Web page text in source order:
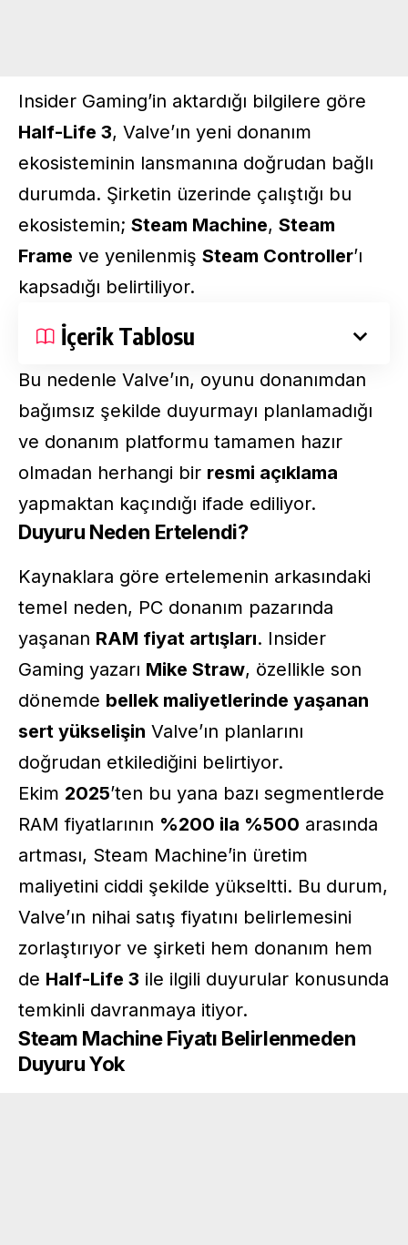
Insider Gaming’in aktardığı bilgilere göre
Half-Life 3, Valve’ın yeni donanım
ekosisteminin lansmanına doğrudan bağlı
durumda. Şirketin üzerinde çalıştığı bu
ekosistemin; Steam Machine, Steam
Frame ve yenilenmiş Steam Controller’ı
kapsadığı belirtiliyor.
İçerik Tablosu
Bu nedenle Valve’ın, oyunu donanımdan
bağımsız şekilde duyurmayı planlamadığı
ve donanım platformu tamamen hazır
olmadan herhangi bir resmi açıklama
yapmaktan kaçındığı ifade ediliyor.
Duyuru Neden Ertelendi?
Kaynaklara göre ertelemenin arkasındaki
temel neden, PC donanım pazarında
yaşanan RAM fiyat artışları. Insider
Gaming yazarı Mike Straw, özellikle son
dönemde bellek maliyetlerinde yaşanan
sert yükselişin Valve’ın planlarını
doğrudan etkilediğini belirtiyor.
Ekim 2025’ten bu yana bazı segmentlerde
RAM fiyatlarının %200 ila %500 arasında
artması, Steam Machine’in üretim
maliyetini ciddi şekilde yükseltti. Bu durum,
Valve’ın nihai satış fiyatını belirlemesini
zorlaştırıyor ve şirketi hem donanım hem
de Half-Life 3 ile ilgili duyurular konusunda
temkinli davranmaya itiyor.
Steam Machine Fiyatı Belirlenmeden
Duyuru Yok